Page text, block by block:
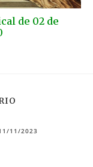
de 02 de
11/2023